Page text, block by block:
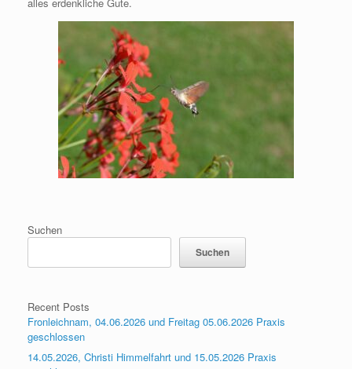
Suchen
Suchen
Recent Posts
Fronleichnam, 04.06.2026 und Freitag 05.06.2026 Praxis
geschlossen
14.05.2026, Christi Himmelfahrt und 15.05.2026 Praxis